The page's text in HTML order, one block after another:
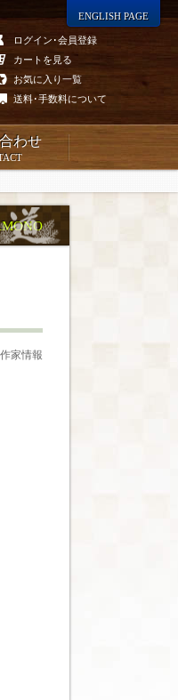
ログイン･会員登録
カートを見る
お気に入り一覧
送料･手数料について
ENGLISH PAGE
わせ
家情報